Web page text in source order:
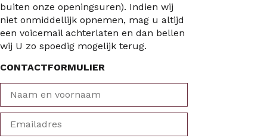
buiten onze openingsuren). Indien wij
niet onmiddellijk opnemen, mag u altijd
een voicemail achterlaten en dan bellen
wij U zo spoedig mogelijk terug.
CONTACTFORMULIER